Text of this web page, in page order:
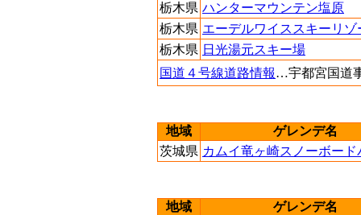
栃木県 ハンターマウンテン塩原
栃木県 エーデルワイススキーリゾ
栃木県 日光湯元スキー場
国道４号線道路情報…宇都宮国道
地域
ゲレンデ名
茨城県 カムイ竜ヶ崎スノーボード
地域
ゲレンデ名